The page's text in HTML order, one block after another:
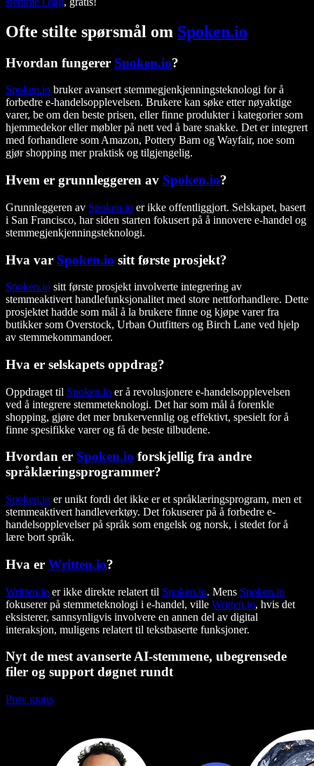
Ofte stilte spørsmål om Spoken.io
Hvordan fungerer Spoken.io?
Spoken.io bruker avansert stemmegjenkjenningsteknologi for å
forbedre e-handelsopplevelsen. Brukere kan søke etter nøyaktige
varer, be om den beste prisen, eller finne produkter i kategorier som
hjemmedekor eller møbler på nett ved å bare snakke. Det er integrert
med forhandlere som Amazon, Pottery Barn og Wayfair, noe som
gjør shopping mer praktisk og tilgjengelig.
Hvem er grunnleggeren av Spoken.io?
Grunnleggeren av Spoken.io er ikke offentliggjort. Selskapet, basert
i San Francisco, har siden starten fokusert på å innovere e-handel og
stemmegjenkjenningsteknologi.
Hva var Spoken.io sitt første prosjekt?
Spoken.io sitt første prosjekt involverte integrering av
stemmeaktivert handlefunksjonalitet med store nettforhandlere. Dette
prosjektet hadde som mål å la brukere finne og kjøpe varer fra
butikker som Overstock, Urban Outfitters og Birch Lane ved hjelp
av stemmekommandoer.
Hva er selskapets oppdrag?
Oppdraget til Spoken.io er å revolusjonere e-handelsopplevelsen
ved å integrere stemmeteknologi. Det har som mål å forenkle
shopping, gjøre det mer brukervennlig og effektivt, spesielt for å
finne spesifikke varer og få de beste tilbudene.
Hvordan er Spoken.io forskjellig fra andre
språklæringsprogrammer?
Spoken.io er unikt fordi det ikke er et språklæringsprogram, men et
stemmeaktivert handleverktøy. Det fokuserer på å forbedre e-
handelsopplevelser på språk som engelsk og norsk, i stedet for å
lære bort språk.
Hva er Written.io?
Written.io er ikke direkte relatert til Spoken.io. Mens Spoken.io
fokuserer på stemmeteknologi i e-handel, ville Written.io, hvis det
eksisterer, sannsynligvis involvere en annen del av digital
interaksjon, muligens relatert til tekstbaserte funksjoner.
Nyt de mest avanserte AI-stemmene, ubegrensede
filer og support døgnet rundt
Prøv gratis